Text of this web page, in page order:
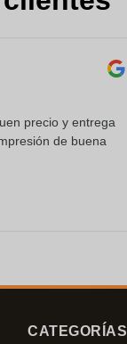
precio y entrega
de buena
CATEGORÍAS